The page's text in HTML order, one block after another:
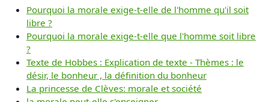
Pourquoi la morale exige-t-elle de l'homme qu'il soit
libre ?
Pourquoi la morale exige-t-elle que l'homme soit libre
?
Texte de Hobbes : Explication de texte - Thèmes : le
désir, le bonheur , la définition du bonheur
La princesse de Clèves: morale et société